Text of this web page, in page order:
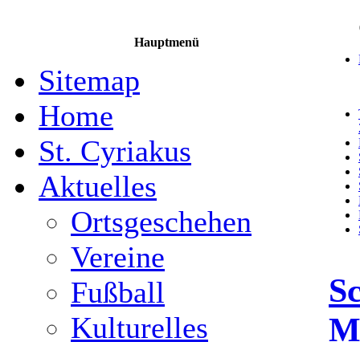
Hauptmenü
Sitemap
Home
St. Cyriakus
Aktuelles
Ortsgeschehen
Vereine
Fußball
Kulturelles